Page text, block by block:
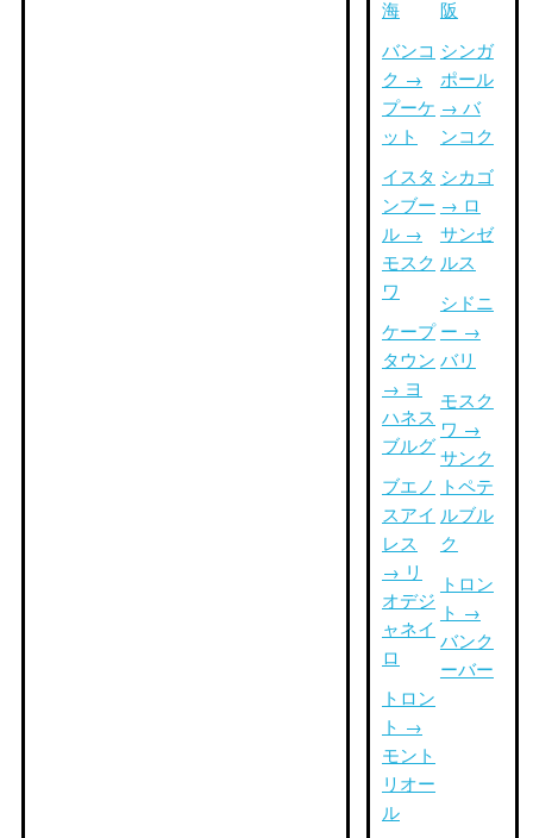
海
バンコ
ク →
プーケ
ット
イスタ
ンブー
ル →
モスク
ワ
ケープ
タウン
→ ヨ
ハネス
ブルグ
ブエノ
スアイ
レス
→ リ
オデジ
ャネイ
ロ
トロン
ト →
モント
リオー
ル
阪
シンガ
ポール
→ バ
ンコク
シカゴ
→ ロ
サンゼ
ルス
シドニ
ー →
バリ
モスク
ワ →
サンク
トペテ
ルブル
ク
トロン
ト →
バンク
ーバー